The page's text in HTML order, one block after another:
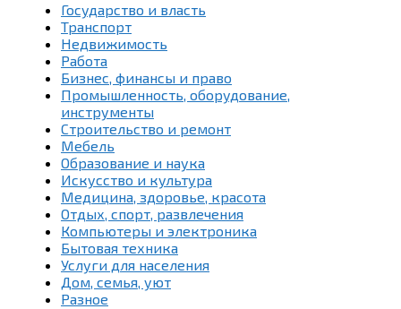
Государство и власть
Транспорт
Недвижимость
Работа
Бизнес, финансы и право
Промышленность, оборудование,
инструменты
Строительство и ремонт
Мебель
Образование и наука
Искусство и культура
Медицина, здоровье, красота
Отдых, спорт, развлечения
Компьютеры и электроника
Бытовая техника
Услуги для населения
Дом, семья, уют
Разное